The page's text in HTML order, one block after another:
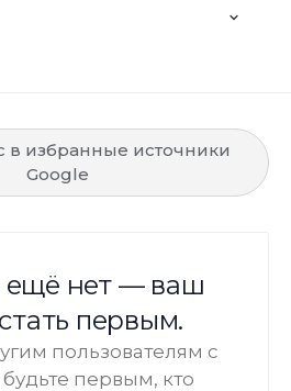
в избранные источники
Google
ещё нет — ваш
первым.
пользователям с
первым, кто